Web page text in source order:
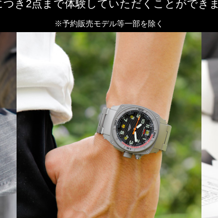
つき2点まで体験していただくことができ
※予約販売モデル等一部を除く